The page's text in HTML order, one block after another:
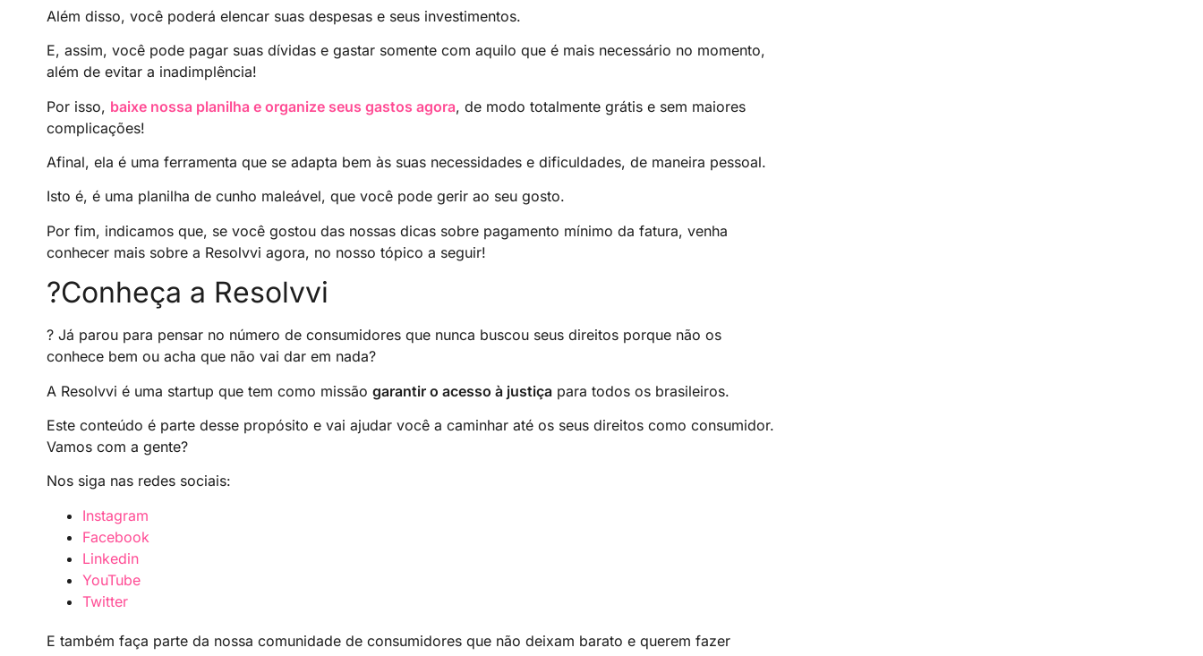
Além disso, você poderá elencar suas despesas e seus investimentos.
E, assim, você pode pagar suas dívidas e gastar somente com aquilo que é mais necessário no momento,
além de evitar a inadimplência!
Por isso, baixe nossa planilha e organize seus gastos agora, de modo totalmente grátis e sem maiores
complicações!
Afinal, ela é uma ferramenta que se adapta bem às suas necessidades e dificuldades, de maneira pessoal.
Isto é, é uma planilha de cunho maleável, que você pode gerir ao seu gosto.
Por fim, indicamos que, se você gostou das nossas dicas sobre pagamento mínimo da fatura, venha
conhecer mais sobre a Resolvvi agora, no nosso tópico a seguir!
?Conheça a Resolvvi
? Já parou para pensar no número de consumidores que nunca buscou seus direitos porque não os
conhece bem ou acha que não vai dar em nada?
A Resolvvi é uma startup que tem como missão garantir o acesso à justiça para todos os brasileiros.
Este conteúdo é parte desse propósito e vai ajudar você a caminhar até os seus direitos como consumidor.
Vamos com a gente?
Nos siga nas redes sociais:
Instagram
Facebook
Linkedin
YouTube
Twitter
E também faça parte da nossa comunidade de consumidores que não deixam barato e querem fazer